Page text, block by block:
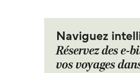
Naviguez
Réservez des e-
vos voyages